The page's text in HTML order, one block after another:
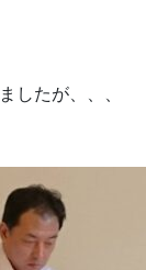
したが、、、